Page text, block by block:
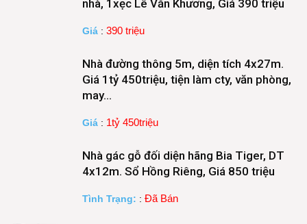
nhà, 1xẹc Lê Văn Khương, Giá 390 triệu
Giá : 390 triệu
Nhà đường thông 5m, diện tích 4x27m.
Giá 1tỷ 450triệu, tiện làm cty, văn phòng,
may…
Giá : 1tỷ 450triệu
Nhà gác gỗ đối diện hãng Bia Tiger, DT
4x12m. Sổ Hồng Riêng, Giá 850 triệu
Tình Trạng: : Đã Bán